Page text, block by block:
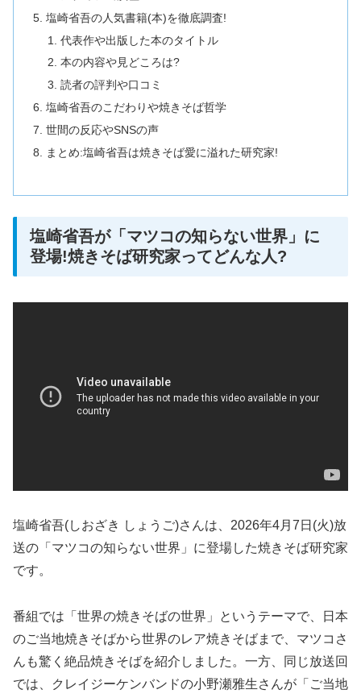
塩崎省吾の人気書籍(本)を徹底調査!
代表作や出版した本のタイトル
本の内容や見どころは?
読者の評判や口コミ
塩崎省吾のこだわりや焼きそば哲学
世間の反応やSNSの声
まとめ:塩崎省吾は焼きそば愛に溢れた研究家!
塩崎省吾が「マツコの知らない世界」に
登場!焼きそば研究家ってどんな人?
塩崎省吾(しおざき しょうご)さんは、2026年4月7日(火)放
送の「マツコの知らない世界」に登場した焼きそば研究家
です。
番組では「世界の焼きそばの世界」というテーマで、日本
のご当地焼きそばから世界のレア焼きそばまで、マツコさ
んも驚く絶品焼きそばを紹介しました。一方、同じ放送回
では、クレイジーケンバンドの小野瀬雅生さんが「ご当地